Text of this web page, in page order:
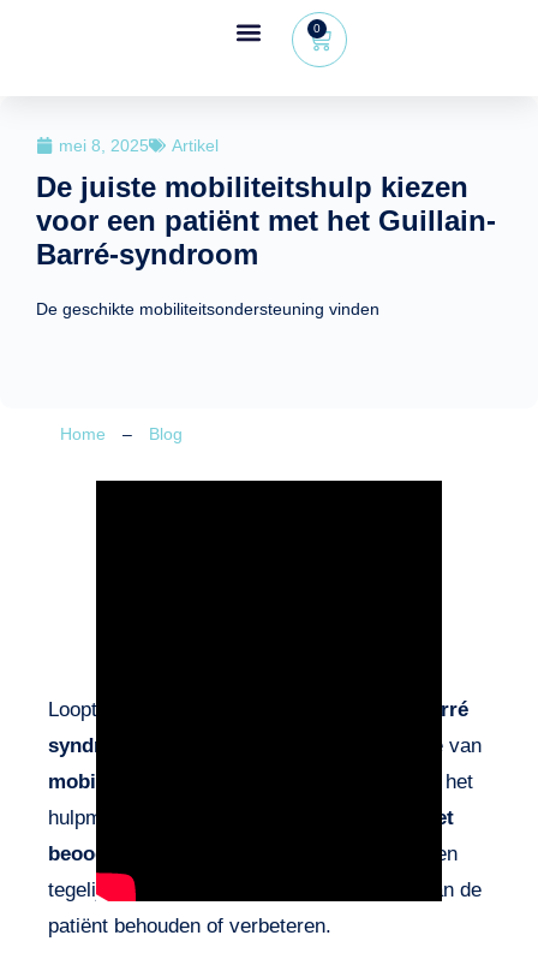
0
mei 8, 2025 Artikel
De juiste mobiliteitshulp kiezen
voor een patiënt met het Guillain-
Barré-syndroom
De geschikte mobiliteitsondersteuning vinden
Home – Blog
Looptraining bij een patiënt met
Guillain-Barré
syndroom
vereist een weloverwogen keuze van
mobiliteitsondersteuning
. De selectie van het
hulpmiddel moet altijd worden geleid door
het
beoogde doel
: zelfstandigheid bevorderen en
tegelijkertijd de motorische vaardigheden van de
patiënt behouden of verbeteren.